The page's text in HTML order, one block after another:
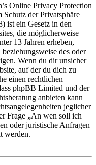
Online Privacy Protection
Schutz der Privatsphäre
ist ein Gesetz in den
die möglicherweise
13 Jahren erheben,
des oder
Wenn du dir unsicher
auf der du dich zu
einen rechtlichen
phpBB Limited und der
anbieten kann
jeglicher
Frage „An wen soll ich
oder juristische Anfragen
werden.